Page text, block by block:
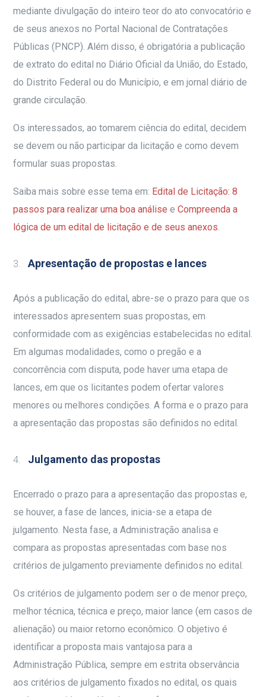
mediante divulgação do inteiro teor do ato convocatório e
de seus anexos no Portal Nacional de Contratações
Públicas (PNCP). Além disso, é obrigatória a publicação
de extrato do edital no Diário Oficial da União, do Estado,
do Distrito Federal ou do Município, e em jornal diário de
grande circulação.
Os interessados, ao tomarem ciência do edital, decidem
se devem ou não participar da licitação e como devem
formular suas propostas.
Saiba mais sobre esse tema em: Edital de Licitação: 8
passos para realizar uma boa análise eCompreenda a
lógica de um edital de licitação e de seus anexos.
Apresentação de propostas e lances
Após a publicação do edital, abre-se o prazo para que os
interessados apresentem suas propostas, em
conformidade com as exigências estabelecidas no edital.
Em algumas modalidades, como o pregão e a
concorrência com disputa, pode haver uma etapa de
lances, em que os licitantes podem ofertar valores
menores ou melhores condições. A forma e o prazo para
a apresentação das propostas são definidos no edital.
Julgamento das propostas
Encerrado o prazo para a apresentação das propostas e,
se houver, a fase de lances, inicia-se a etapa de
julgamento. Nesta fase, a Administração analisa e
compara as propostas apresentadas com base nos
critérios de julgamento previamente definidos no edital.
Os critérios de julgamento podem ser o de menor preço,
melhor técnica, técnica e preço, maior lance (em casos de
alienação) ou maior retorno econômico. O objetivo é
identificar a proposta mais vantajosa para a
Administração Pública, sempre em estrita observância
aos critérios de julgamento fixados no edital, os quais